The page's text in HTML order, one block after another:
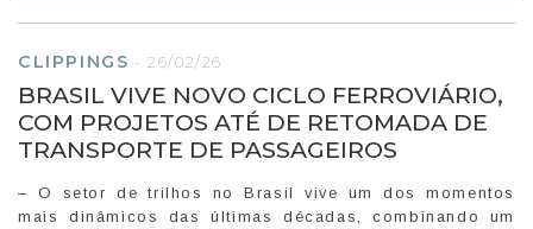
CLIPPINGS - 26/02/26
BRASIL VIVE NOVO CICLO FERROVIÁRIO,
COM PROJETOS ATÉ DE RETOMADA DE
TRANSPORTE DE PASSAGEIROS
– O setor de trilhos no Brasil vive um dos momentos
mais dinâmicos das últimas décadas, combinando um